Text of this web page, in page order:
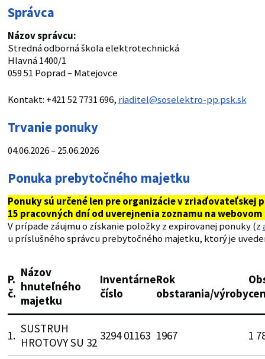
Správca
Názov správcu:
Stredná odborná škola elektrotechnická
Hlavná 1400/1
059 51 Poprad – Matejovce
Kontakt: +421 52 7731 696, riaditel@soselektro-pp.psk.sk
Trvanie ponuky
04.06.2026 – 25.06.2026
Ponuka prebytočného majetku
Ponuky sú určené len pre organizácie v zriaďovateľskej
15 pracovných dní od uverejnenia zoznamu na webovom
V prípade záujmu o získanie položky z expirovanej ponuky (z
u príslušného správcu prebytočného majetku, ktorý je
P.
č.
Názov
hnuteľného
majetku
Inventárne
číslo
Rok
obstarania/výroby
1. SUSTRUH
HROTOVY SU 32 3294 01163 1967 1